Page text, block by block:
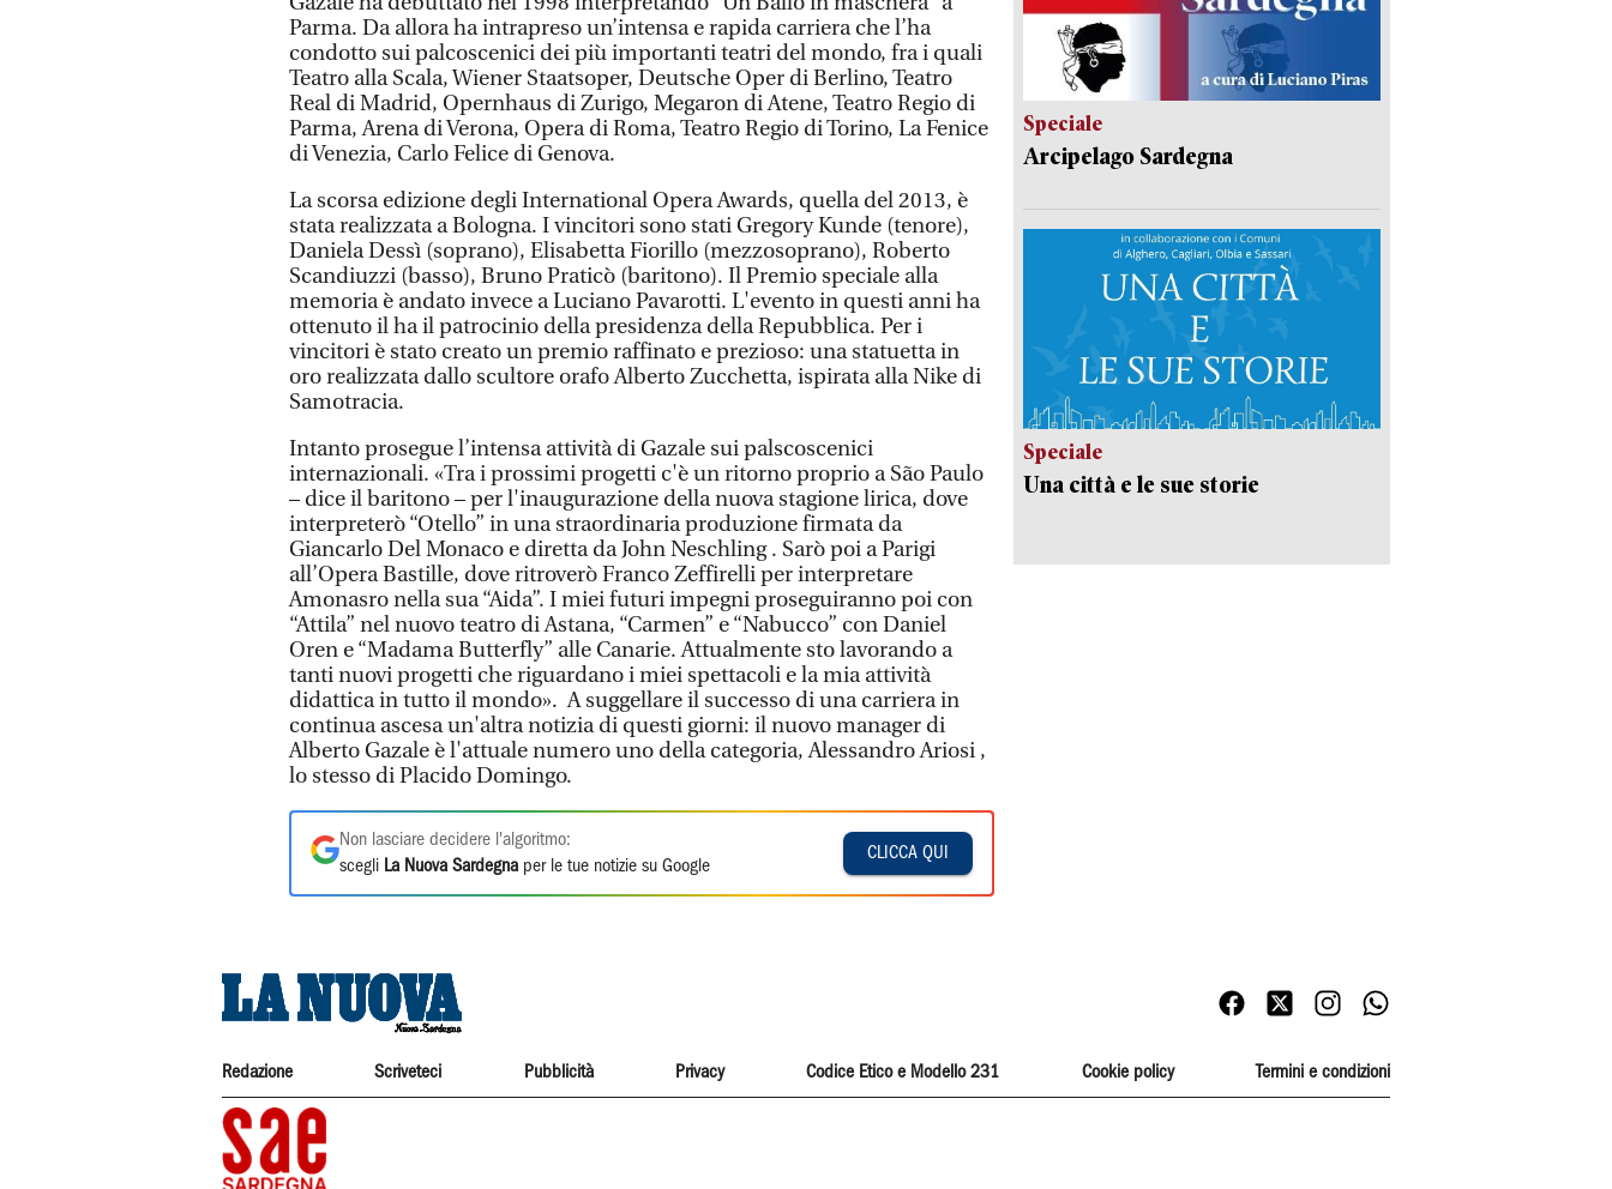
Parma. Da allora ha intrapreso un’intensa e rapida carriera che l’ha
condotto sui palcoscenici dei più importanti teatri del mondo, fra i quali
Teatro alla Scala, Wiener Staatsoper, Deutsche Oper di Berlino, Teatro
Real di Madrid, Opernhaus di Zurigo, Megaron di Atene, Teatro Regio di
Parma, Arena di Verona, Opera di Roma, Teatro Regio di Torino, La Fenice
di Venezia, Carlo Felice di Genova.
La scorsa edizione degli International Opera Awards, quella del 2013, è
stata realizzata a Bologna. I vincitori sono stati Gregory Kunde (tenore),
Daniela Dessì (soprano), Elisabetta Fiorillo (mezzosoprano), Roberto
Scandiuzzi (basso), Bruno Praticò (baritono). Il Premio speciale alla
memoria è andato invece a Luciano Pavarotti. L'evento in questi anni ha
ottenuto il ha il patrocinio della presidenza della Repubblica. Per i
vincitori è stato creato un premio raffinato e prezioso: una statuetta in
oro realizzata dallo scultore orafo Alberto Zucchetta, ispirata alla Nike di
Samotracia.
Intanto prosegue l’intensa attività di Gazale sui palscoscenici
internazionali. «Tra i prossimi progetti c'è un ritorno proprio a São Paulo
– dice il baritono – per l'inaugurazione della nuova stagione lirica, dove
interpreterò “Otello” in una straordinaria produzione firmata da
Giancarlo Del Monaco e diretta da John Neschling . Sarò poi a Parigi
all’Opera Bastille, dove ritroverò Franco Zeffirelli per interpretare
Amonasro nella sua “Aida”. I miei futuri impegni proseguiranno poi con
“Attila” nel nuovo teatro di Astana, “Carmen” e “Nabucco” con Daniel
Oren e “Madama Butterfly” alle Canarie. Attualmente sto lavorando a
tanti nuovi progetti che riguardano i miei spettacoli e la mia attività
didattica in tutto il mondo». A suggellare il successo di una carriera in
continua ascesa un'altra notizia di questi giorni: il nuovo manager di
Alberto Gazale è l'attuale numero uno della categoria, Alessandro Ariosi ,
lo stesso di Placido Domingo.
Non lasciare decidere l'algoritmo:
scegli La Nuova Sardegna per le tue notizie su Google
CLICCA QUI
Speciale
Arcipelago Sardegna
Speciale
Una città e le sue storie
Redazione Scriveteci Pubblicità Privacy Codice Etico e Modello 231 Cookie policy Termini e condizioni